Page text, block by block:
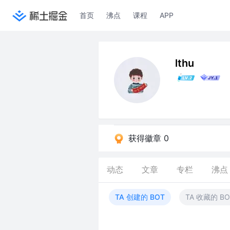
首页 沸点 课程 APP
lthu
获得徽章 0
动态 文章 专栏 沸点
TA 创建的 BOT TA 收藏的